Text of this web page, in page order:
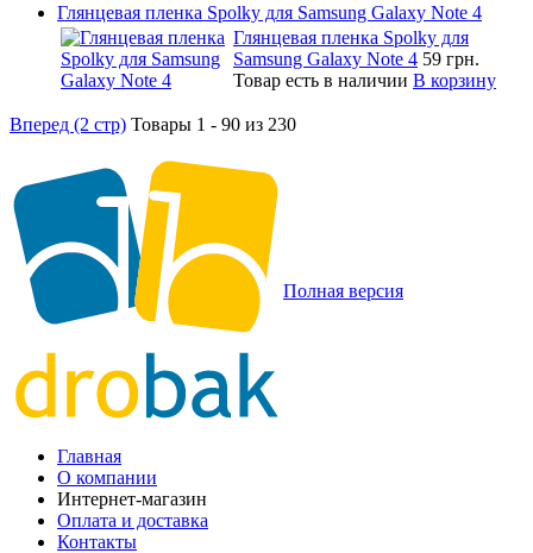
Глянцевая пленка Spolky для Samsung Galaxy Note 4
Глянцевая пленка Spolky для
Samsung Galaxy Note 4 59 грн.
Товар есть в наличии В корзину
Вперед (2 стр) Товары 1 - 90 из 230
Полная версия
Главная
О компании
Интернет-магазин
Оплата и доставка
Контакты